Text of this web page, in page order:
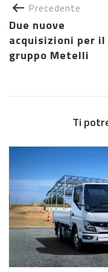
Precedente
Due nuove
acquisizioni per il
gruppo Metelli
Ti